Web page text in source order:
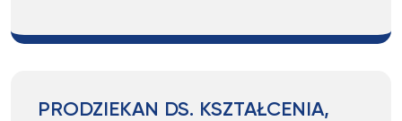
PRODZIEKAN DS. KSZTAŁCENIA,